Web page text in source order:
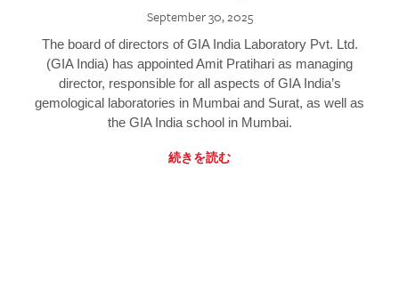
September 30, 2025
The board of directors of GIA India Laboratory Pvt. Ltd.
(GIA India) has appointed Amit Pratihari as managing
director, responsible for all aspects of GIA India’s
gemological laboratories in Mumbai and Surat, as well as
the GIA India school in Mumbai.
続きを読む